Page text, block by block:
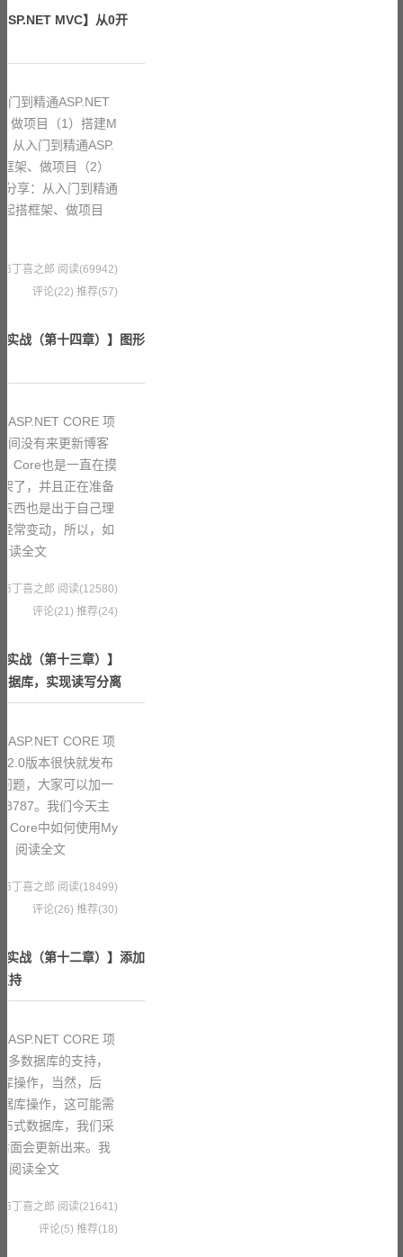
MVC】从0开
门到精通ASP.NET
做项目（1）搭建M
从入门到精通ASP.
架、做项目（2）
享：从入门到精通
搭框架、做项目
丁喜之郎 阅读(69942)
评论(22) 推荐(57)
实战（第十四章）】图形
ASP.NET CORE 项
间没有来更新博客
Core也是一直在摸
了，并且正在准备
西也是出于自己理
常变动，所以，如
读全文
丁喜之郎 阅读(12580)
评论(21) 推荐(24)
战（第十三章）】
库，实现读写分离
ASP.NET CORE 项
版本很快就发布
题，大家可以加一
。我们今天主
Core中如何使用My
阅读全文
丁喜之郎 阅读(18499)
评论(26) 推荐(30)
实战（第十二章）】添加
持
ASP.NET CORE 项
数据库的支持，
操作，当然，后
库操作，这可能需
式数据库，我们采
面会更新出来。我
阅读全文
丁喜之郎 阅读(21641)
评论(5) 推荐(18)